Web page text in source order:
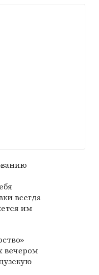
всегда
им
вечером